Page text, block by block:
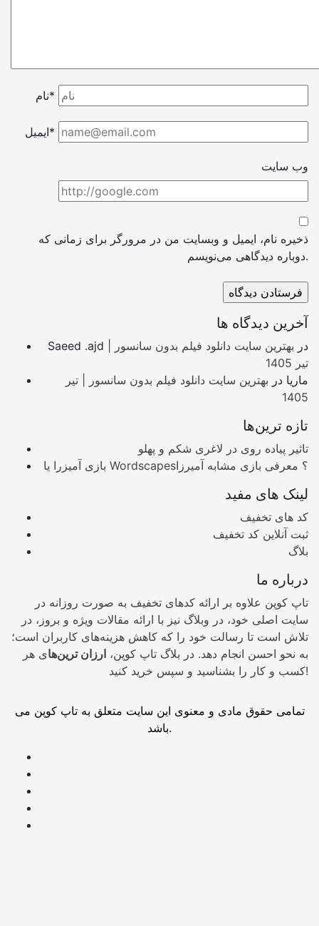
نام*
ایمیل*
وب سایت
ذخیره نام، ایمیل و وبسایت من در مرورگر برای زمانی که
دوباره دیدگاهی می‌نویسم.
آخرین دیدگاه ها
Saeed .ajd در بهترین سایت دانلود فیلم بدون سانسور |
تیر 1405
ماریا در بهترین سایت دانلود فیلم بدون سانسور | تیر
1405
تازه ترین‌ها
تاثیر پیاده روی در لاغری شکم و پهلو
بازی آمیزرا یا Wordscapes؟ معرفی بازی مشابه آمیرزا
لینک های مفید
کد های تخفیف
ثبت آنلاین کد تخفیف
بلاگ
درباره ما
تاپ کوپن علاوه بر ارائه کدهای تخفیف به صورت روزانه در
سایت اصلی خود، در وبلاگ نیز با ارائه مقالات ویژه و بروز، در
تلاش است تا رسالت خود را که کاهش هزینه‌های کاربران است؛
به نحو احسن انجام دهد. در بلاگ تاپ کوپن، ارزان ترین‌های هر
کسب و کار را بشناسید و سپس خرید کنید!
تمامی حقوق مادی و معنوی این سایت متعلق به تاپ کوپن می
باشد.